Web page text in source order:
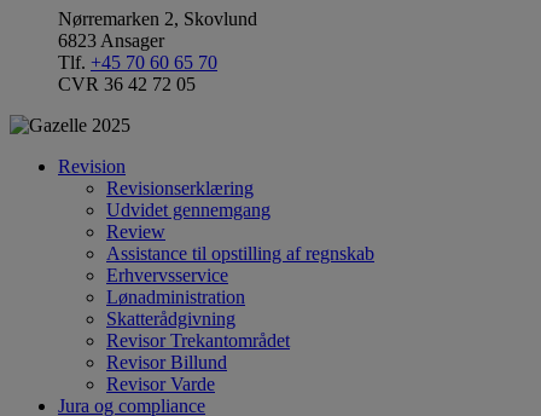
Nørremarken 2, Skovlund
6823 Ansager
Tlf. +45 70 60 65 70
CVR 36 42 72 05
Revision
Revisionserklæring
Udvidet gennemgang
Review
Assistance til opstilling af regnskab
Erhvervsservice
Lønadministration
Skatterådgivning
Revisor Trekantområdet
Revisor Billund
Revisor Varde
Jura og compliance